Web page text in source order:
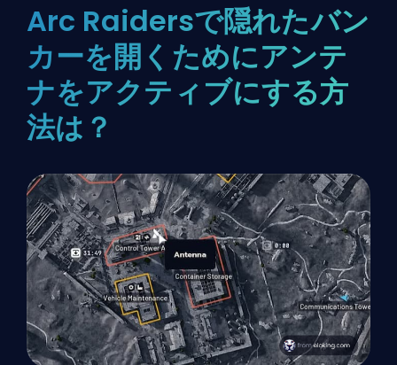
Arc Raidersで隠れたバン
カーを開くためにアンテ
ナをアクティブにする方
法は？